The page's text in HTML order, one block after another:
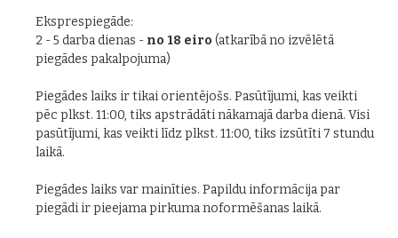
Eksprespiegāde:
2 - 5 darba dienas - no 18 eiro (atkarībā no izvēlētā
piegādes pakalpojuma)
Piegādes laiks ir tikai orientējošs. Pasūtījumi, kas veikti
pēc plkst. 11:00, tiks apstrādāti nākamajā darba dienā. Visi
pasūtījumi, kas veikti līdz plkst. 11:00, tiks izsūtīti 7 stundu
laikā.
Piegādes laiks var mainīties. Papildu informācija par
piegādi ir pieejama pirkuma noformēšanas laikā.